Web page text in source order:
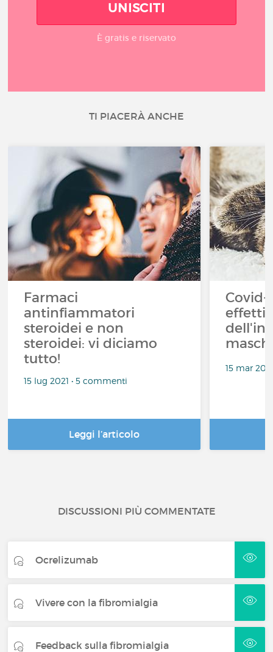
UNISCITI
È gratis e riservato
TI PIACERÀ ANCHE
Farmaci
antinfiammatori
steroidei e non
steroidei: vi diciamo
tutto!
15 lug 2021 • 5 commenti
Leggi l’articolo
Covid-
effetti
15 mar
DISCUSSIONI PIÙ COMMENTATE
Ocrelizumab
Vivere con la fibromialgia
Feedback sulla fibromialgia